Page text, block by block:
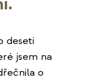
deseti
jsem na
o